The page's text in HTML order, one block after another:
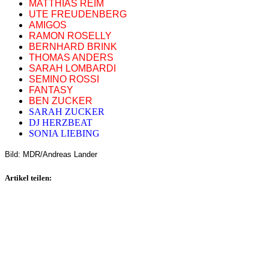
MATTHIAS REIM
UTE FREUDENBERG
AMIGOS
RAMON ROSELLY
BERNHARD BRINK
THOMAS ANDERS
SARAH LOMBARDI
SEMINO ROSSI
FANTASY
BEN ZUCKER
SARAH ZUCKER
DJ HERZBEAT
SONIA LIEBING
Bild: MDR/Andreas Lander
Artikel teilen: